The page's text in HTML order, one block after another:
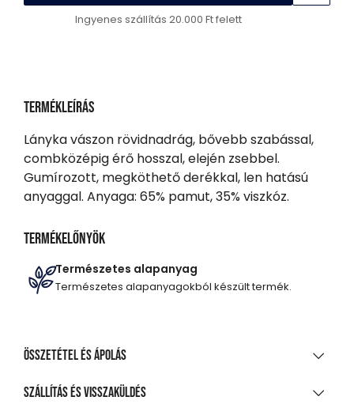
Ingyenes szállítás 20.000 Ft felett
Termékleírás
Lányka vászon rövidnadrág, bővebb szabással,
combközépig érő hosszal, elején zsebbel.
Gumírozott, megköthető derékkal, len hatású
anyaggal. Anyaga: 65% pamut, 35% viszkóz.
Termékelőnyök
Természetes alapanyag
Természetes alapanyagokból készült termék.
Összetétel és ápolás
ANYAGÖSSZETÉTEL
Szállítás és visszaküldés